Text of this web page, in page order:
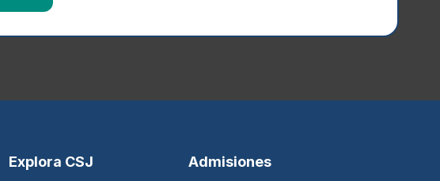
Explora CSJ Admisiones